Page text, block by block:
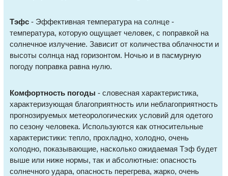
Тэфс - Эффективная температура на солнце -
температура, которую ощущает человек, с поправкой на
солнечное излучение. Зависит от количества облачности и
высоты солнца над горизонтом. Ночью и в пасмурную
погоду поправка равна нулю.
Комфортность погоды - словесная характеристика,
характеризующая благоприятность или неблагоприятность
прогнозируемых метеорологических условий для одетого
по сезону человека. Используются как относительные
характеристики: тепло, прохладно, холодно, очень
холодно, показывающие, насколько ожидаемая Тэф будет
выше или ниже нормы, так и абсолютные: опасность
солнечного удара, опасность перегрева, жарко, очень